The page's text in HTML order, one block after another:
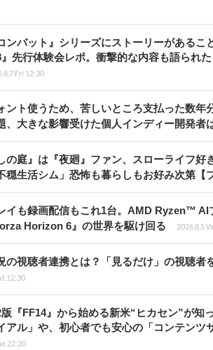
ンバット』シリーズにストーリーがある
先行体験会レポ。衝撃的な内容も語られ
Fri 12:30
ント使うため、苦しいところ支払った数
、大きな影響受けた個人インディー開発者
の庭』は『夜廻』ファン、スローライフ
穏生活シム」恐怖も暮らしもお好み次第【
イも録画配信もこれ1台。AMD Ryzen™
Horizon 6』の世界を駆け回る
2026.8.5
の視聴者連携とは？「見るだけ」の視聴者
12:30
版『FF14』から始める新米“ヒカセン”が
アル」や、初心者でも安心の「コンテンツ
22:20